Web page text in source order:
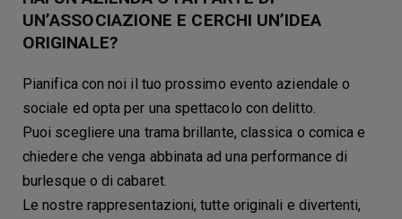
UN’ASSOCIAZIONE E CERCHI UN’IDEA
ORIGINALE?
Pianifica con noi il tuo prossimo evento aziendale o
sociale ed opta per una spettacolo con delitto.
Puoi scegliere una trama brillante, classica o comica e
chiedere che venga abbinata ad una performance di
burlesque o di cabaret.
Le nostre rappresentazioni, tutte originali e divertenti,